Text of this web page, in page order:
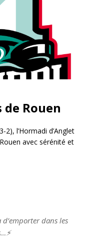
Rouen
l’Hormadi d’Anglet
avec sérénité et
dans les